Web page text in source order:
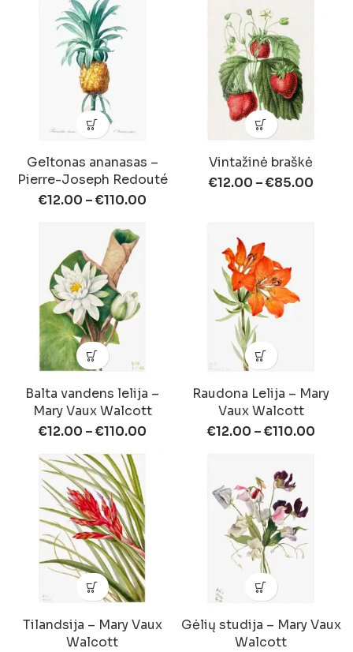
Geltonas ananasas –
Pierre-Joseph Redouté
€12.00 –€110.00
Vintažinė braškė
€12.00 –€85.00
Balta vandens lelija –
Mary Vaux Walcott
€12.00 –€110.00
Raudona Lelija – Mary
Vaux Walcott
€12.00 –€110.00
Tilandsija – Mary Vaux
Walcott
Gėlių studija – Mary Vaux
Walcott